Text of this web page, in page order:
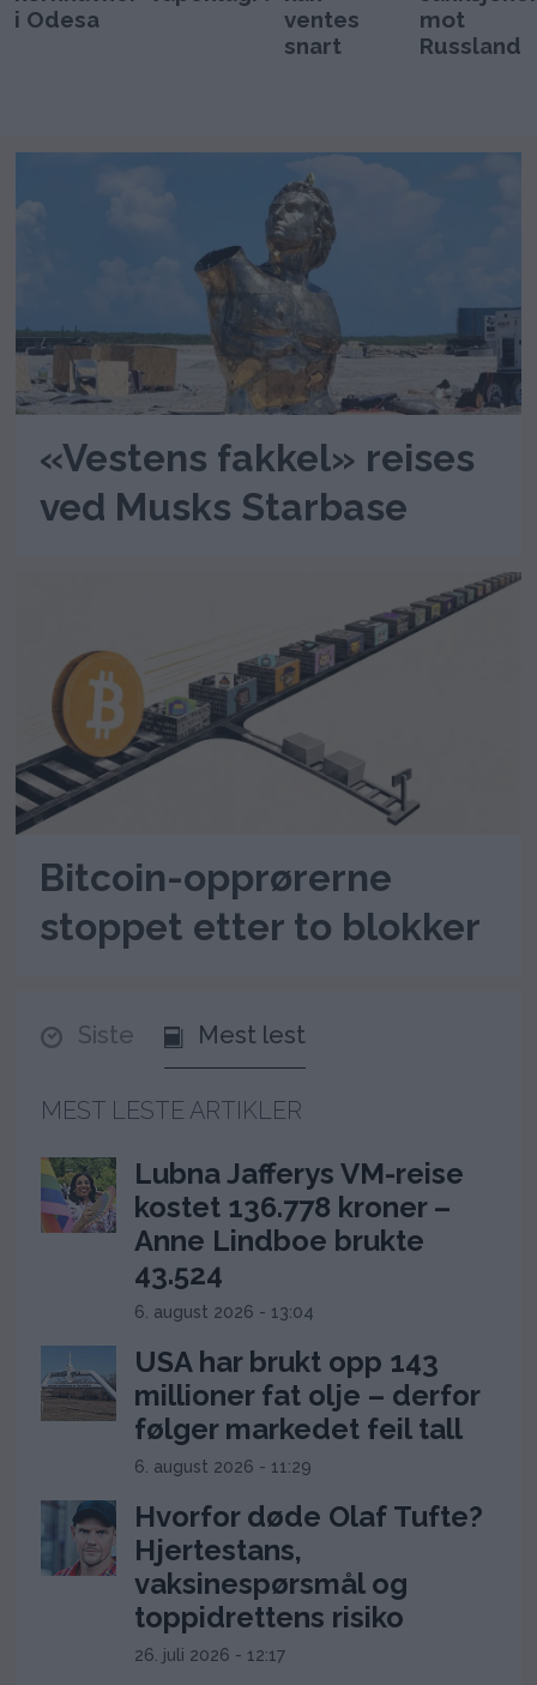
i Odesa
ventes
snart
mot
Russland
«Vestens fakkel» reises
ved Musks Starbase
Bitcoin-opprørerne
stoppet etter to blokker
Siste Mest lest
MEST LESTE ARTIKLER
Lubna Jafferys VM-reise
kostet 136.778 kroner –
Anne Lindboe brukte
43.524
6. august 2026 - 13:04
USA har brukt opp 143
millioner fat olje – derfor
følger markedet feil tall
6. august 2026 - 11:29
Hvorfor døde Olaf Tufte?
Hjertestans,
vaksinespørsmål og
toppidrettens risiko
26. juli 2026 - 12:17